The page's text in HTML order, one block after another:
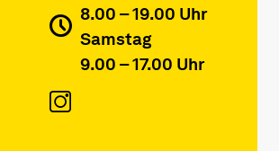
8.00 – 19.00 Uhr
Samstag
9.00 – 17.00 Uhr